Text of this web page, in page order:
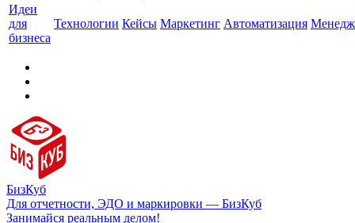
Идеи
для
бизнеса
Технологии Кейсы Маркетинг Автоматизация
БизКуб
Для отчетности, ЭДО и маркировки — БизКуб
Занимайся реальным делом!